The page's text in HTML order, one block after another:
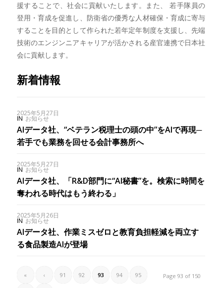
援することで、社会に貢献いたします。また、 若手隊員の
登用・育成を促進し、防衛省の優秀な人材確保・育成に寄与
することを目的として作られた若年定年制度を支援し、先端
技術のエンジンニアキャリアが活かされる産官連携で日本社
会に貢献します。
新着情報
2025年5月27日
IN お知らせ
AIデータ社、“ベテラン税理士の頭の中”をAIで再現─
若手でも業務を回せる会計事務所へ
2025年5月27日
IN お知らせ
AIデータ社、「R&D部門に“AI秘書”を。検索に時間を
奪われる時代はもう終わる」
2025年5月26日
IN お知らせ
AIデータ社、作業ミスゼロと教育負担軽減を両立す
る食品製造AIが登場
Page 93 of 150
« ‹ 91 92 93 94 95